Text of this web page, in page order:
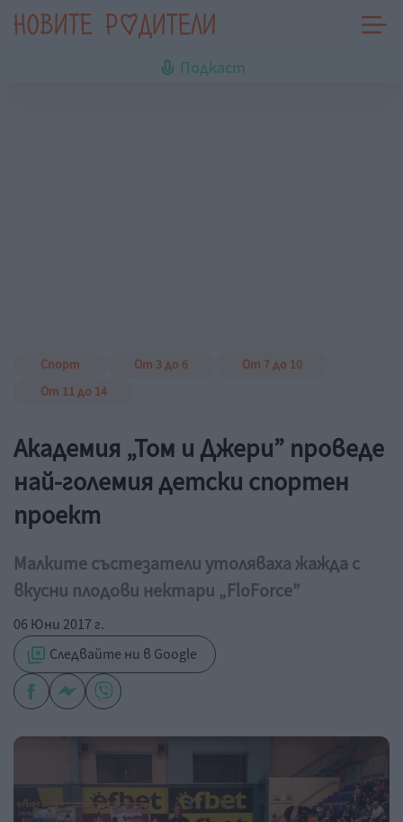
Подкаст
Спорт От 3 до 6
От 7 до 10
От 11 до 14
Академия „Том и Джери” проведе
най-големия детски спортен
проект
Малките състезатели утоляваха жажда с
вкусни плодови нектари „FloForce”
06 Юни 2017 г.
Следвайте ни в Google